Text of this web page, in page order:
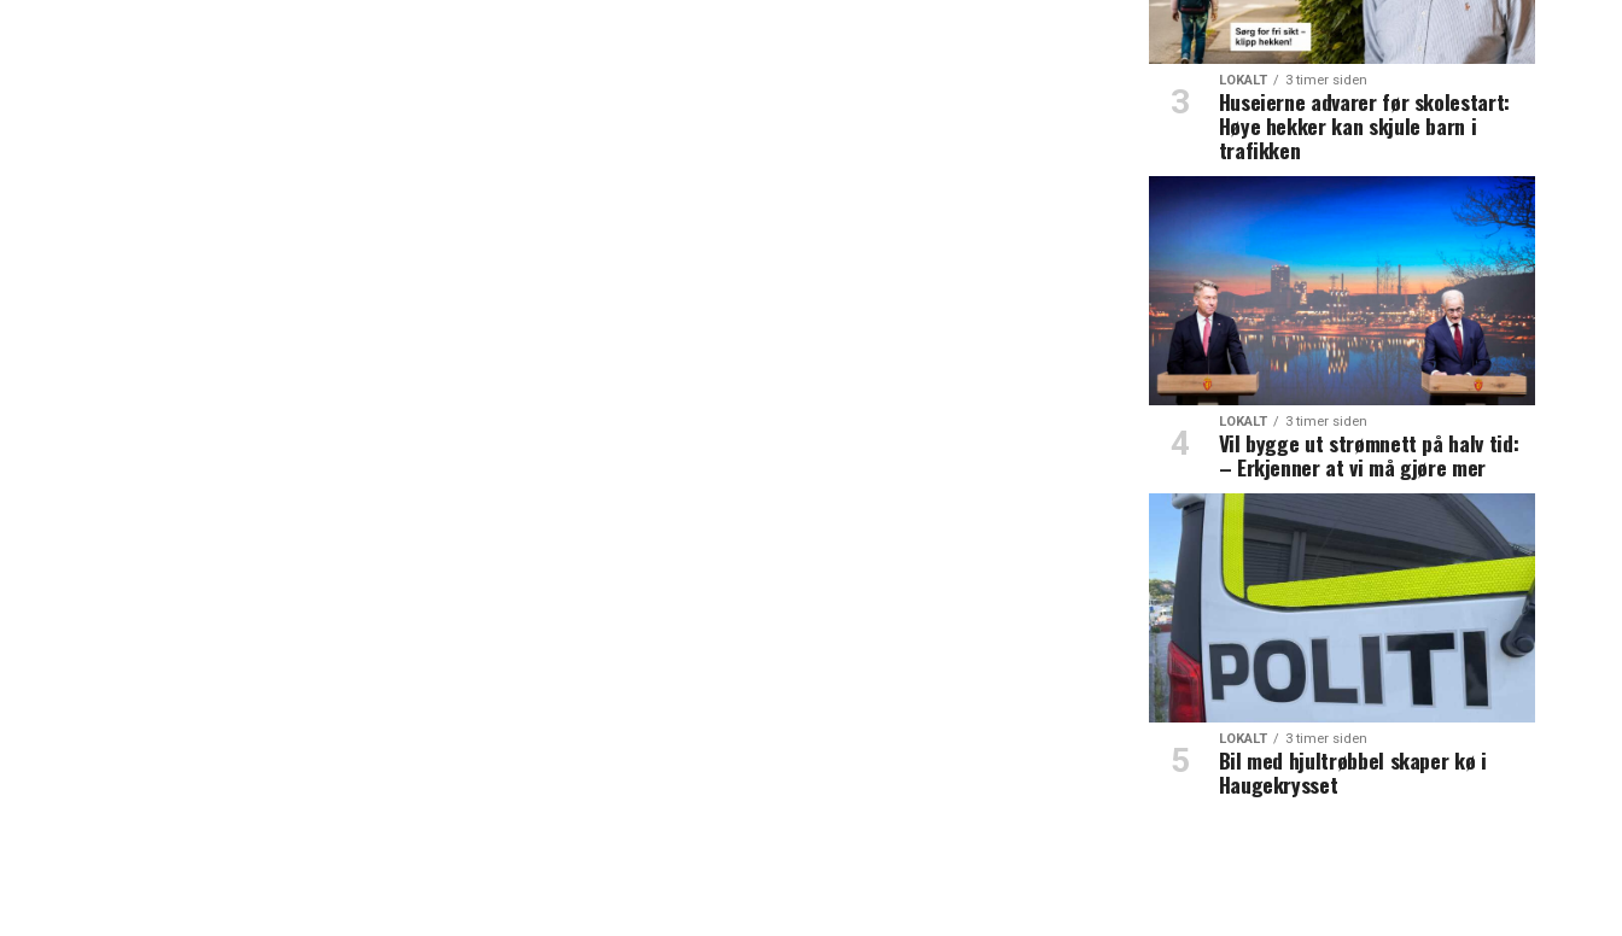
LOKALT 3 timer siden
Huseierne advarer før skolestart:
Høye hekker kan skjule barn i
trafikken
LOKALT 3 timer siden
Vil bygge ut strømnett på halv tid:
– Erkjenner at vi må gjøre mer
LOKALT 3 timer siden
Bil med hjultrøbbel skaper kø i
Haugekrysset